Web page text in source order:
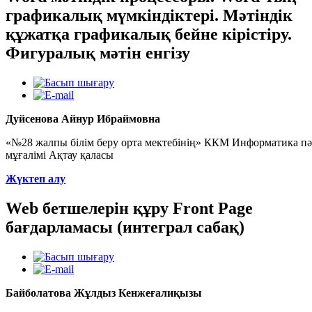
графикалық мүмкіндіктері. Мәтіндік
құжатқа графикалық бейне кірістіру.
Фигуралық мәтін енгізу
Дуйсенова Айнур Ибраймовна
«№28 жалпы білім беру орта мектебінің» ККМ Информатика
мұғалімі Ақтау қаласы
Жүктеп алу
Web бетшелерін құру Front Page
бағдарламасы (интеграл сабақ)
Байболатова Жұлдыз Кенжеғалиқызы